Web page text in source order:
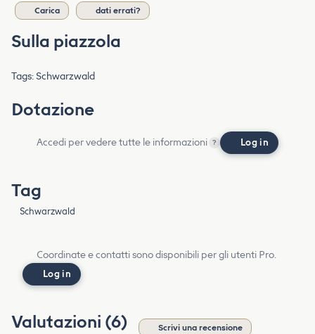
Carica dati errati?
Sulla piazzola
Tags: Schwarzwald
Dotazione
Accedi per vedere tutte le informazioni ? Log in
Tag
Schwarzwald
Coordinate e contatti sono disponibili per gli utenti Pro.
Log in
Valutazioni (6) Scrivi una recensione